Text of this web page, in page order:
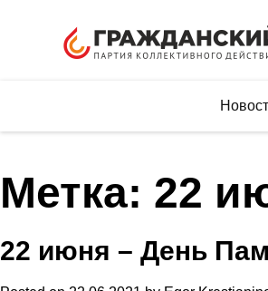
Метка: 22
22 июня – День